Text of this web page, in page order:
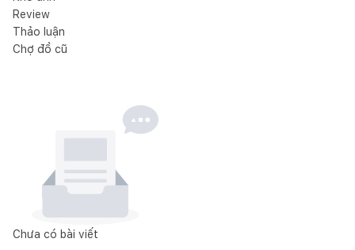
Review
Thảo luận
Chợ đồ cũ
Chưa có bài viết